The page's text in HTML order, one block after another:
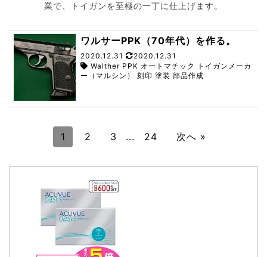
業で、トイガンを至極の一丁に仕上げます。
ワルサーPPK（70年代）を作る。
2020.12.31
2020.12.31
Walther PPK オートマチック トイガンメーカ
ー（マルシン） 刻印 塗装 部品作成
1 2 3 ... 24 次へ »